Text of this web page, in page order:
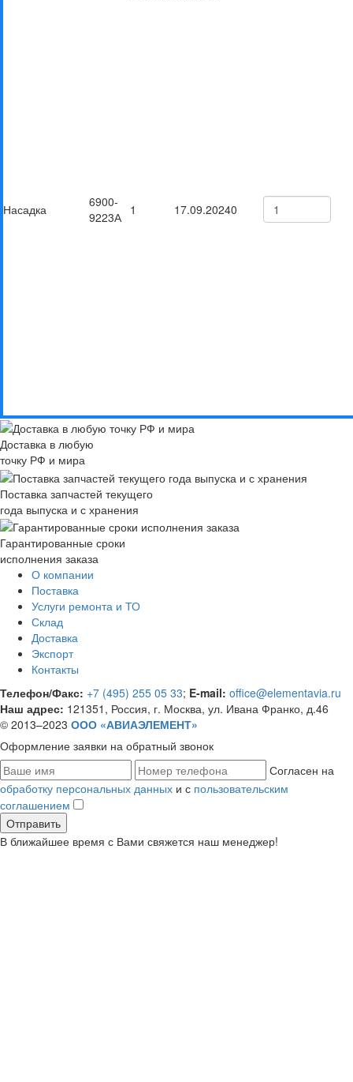
Насадка
6900-
9223А 1 17.09.20240
Доставка в любую
точку РФ и мира
Поставка запчастей текущего
года выпуска и с хранения
Гарантированные сроки
исполнения заказа
О компании
Поставка
Услуги ремонта и ТО
Склад
Доставка
Экспорт
Контакты
Телефон/Факс: +7 (495) 255 05 33; E-mail: office@elementavia.ru
Наш адрес: 121351, Россия, г. Москва, ул. Ивана Франко, д.46
© 2013–2023 ООО «АВИАЭЛЕМЕНТ»
Оформление заявки на обратный звонок
Согласен на
обработку персональных данных и с пользовательским
соглашением
В ближайшее время с Вами свяжется наш менеджер!